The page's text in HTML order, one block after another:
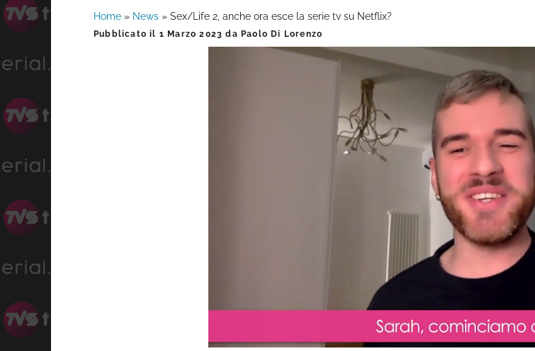
Home » News » Sex/Life 2, anche ora esce la serie tv su Netflix?
Pubblicato il 1 Marzo 2023 da Paolo Di Lorenzo
Unmute
0%
0%
Barra